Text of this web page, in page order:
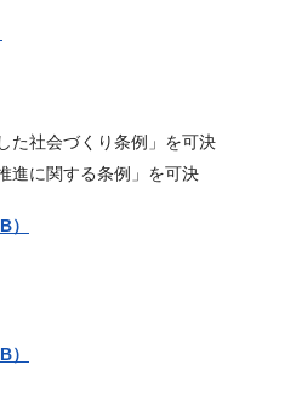
た社会づくり条例」を可決
進に関する条例」を可決